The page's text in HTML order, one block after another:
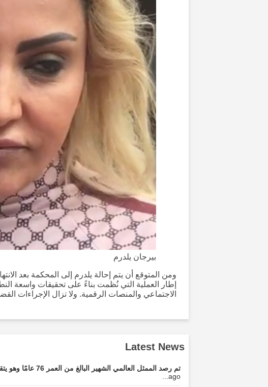
بيرجان يلدرم
ومن المتوقع أن يتم إحالة يلدرم إلى المحكمة بعد
إطار العملية التي نُظمت بناءً على تحقيقات واسعة
الاجتماعي والمنصات الرقمية. ولا تزال الإجراءات
Latest News
تم رصد الممثل العالمي الشهير البالغ من العمر 76 عامًا وهو يتقرب من شريكته البالغة من العمر 28 عامًا.
ago...